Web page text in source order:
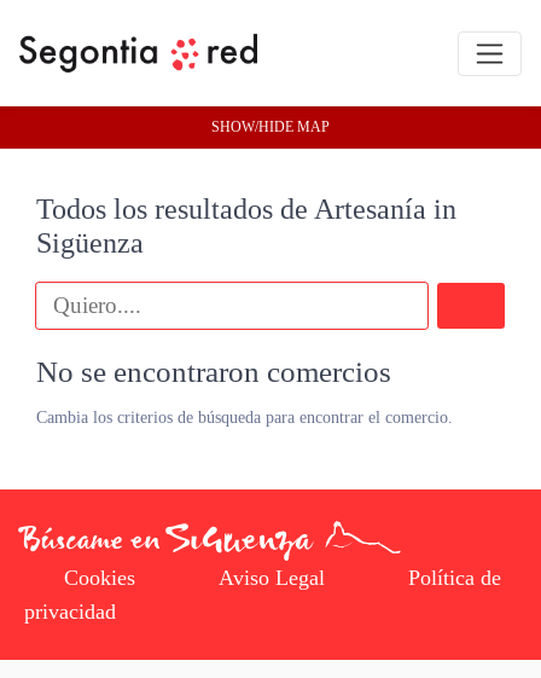
Todos los resultados de Artesanía in
Sigüenza
No se encontraron comercios
Cambia los criterios de búsqueda para encontrar el comercio.
SHOW/HIDE MAP
Cookies Aviso Legal
Política de
privacidad